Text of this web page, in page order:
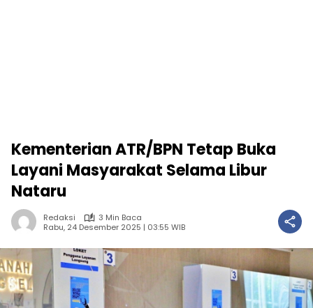
Kementerian ATR/BPN Tetap Buka
Layani Masyarakat Selama Libur
Nataru
Redaksi
3 Min Baca
Rabu, 24 Desember 2025 | 03:55 WIB